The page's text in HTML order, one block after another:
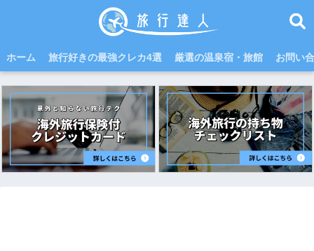
ホーム 旅行好きの最強クレカ4選 厳選の温泉宿・旅館 お問い